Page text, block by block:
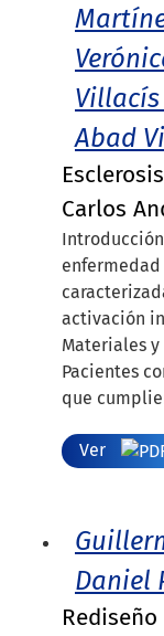
Villacís
Abad
Carlos
activación
Materiales
Pacientes
que
Ver
Daniel